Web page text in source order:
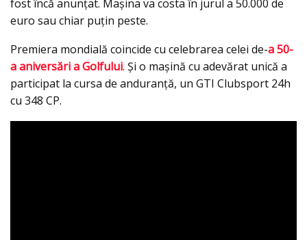
fost încă anunțat. Mașina va costa în jurul a 50.000 de
euro sau chiar puțin peste.
Premiera mondială coincide cu celebrarea celei de-a 50-
a aniversări a Golfului. Şi o mașină cu adevărat unică a
participat la cursa de anduranţă, un GTI Clubsport 24h
cu 348 CP.